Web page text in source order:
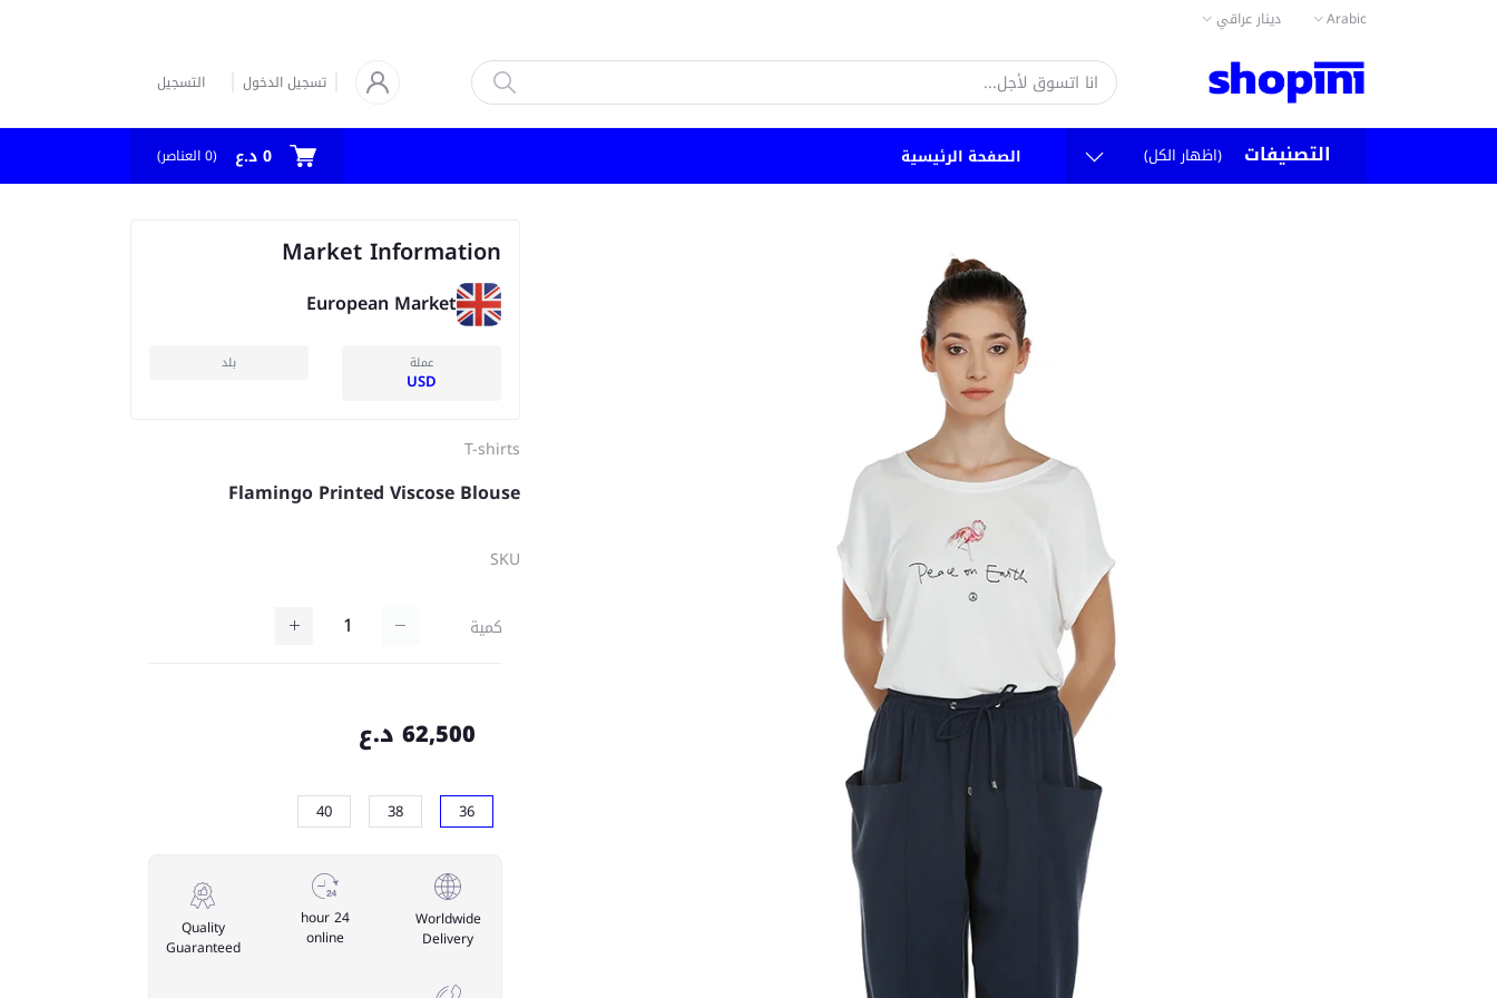
Arabic دينار عراقي
تسجيل الدخول التسجيل
التصنيفات (اظهار الكل) الصفحة الرئيسية 0 د.ع (
0العناصر)
Market Information
European Market
عملة
USD
بلد
T-shirts
Flamingo Printed Viscose Blouse
SKU
كمية
62,500 د.ع
36
38
40
Worldwide
Delivery
24 hour
online
Quality
Guaranteed